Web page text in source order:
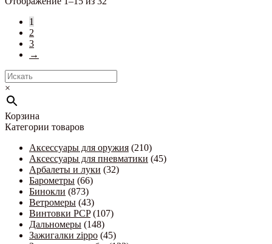
1
2
3
→
×
Корзина
Категории товаров
Аксессуары для оружия (210)
Аксессуары для пневматики (45)
Арбалеты и луки (32)
Барометры (66)
Бинокли (873)
Ветромеры (43)
Винтовки PCP (107)
Дальномеры (148)
Зажигалки zippo (45)